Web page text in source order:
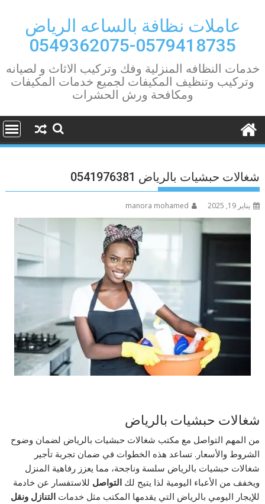
contentعاملات نظافة بالساعه الرياض
0579418735-0549362075
خدمات النظافه المنزلية وفك وتركيب الاثاث و لصيانه
وتركيب وتنظيف المكيفات لجميع خدمات المكيفات
ومكافحة ورش الحشرات
شغالات حبشيات بالرياض 0541976381
يناير 19, 2025 manora mohamed
شغالات حبشيات بالرياض
من المهم التواصل مع مكتب شغالات حبشيات بالرياض لضمان وضوح
الشروط والأسعار. تساعد هذه الخطوات في ضمان تجربة تأجير
شغالات حبشيات بالرياض سلسة وناجحة، مما يعزز رفاهية المنزل
ويخفف من الأعباء اليومية لذا يتيح لكالتواصل للاستفسار عن خادمة
للإيجار اليومي بالرياض التي يقدمها المكتب مثل خدماتالتنازل ونقل